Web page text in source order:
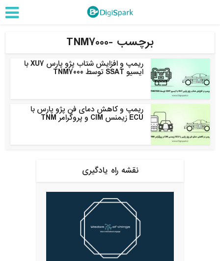
برچسب -TNM7000
ریمپ و افزایش شتاب پژو پارس XU7 با
ایسیو SSAT توسط TNM7000
ریمپ و کاهش دمای فن پژو پارس با
ECU زیمنس CIM و پروگرامر TNM
نقشه راه یادگیری